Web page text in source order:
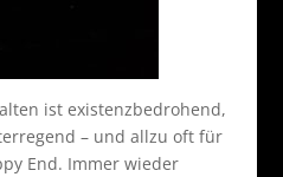
ist existenzbedrohend,
– und allzu oft für
End. Immer wieder